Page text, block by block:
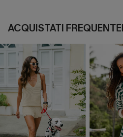
ACQUISTATI